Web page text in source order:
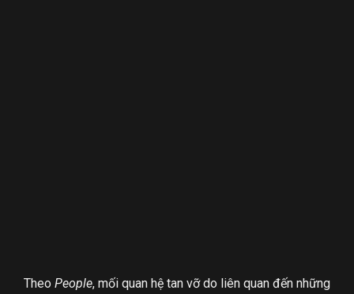
Theo People, mối quan hệ tan vỡ do liên quan đến những